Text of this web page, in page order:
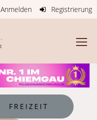
Anmelden Registrierung
FREIZEIT